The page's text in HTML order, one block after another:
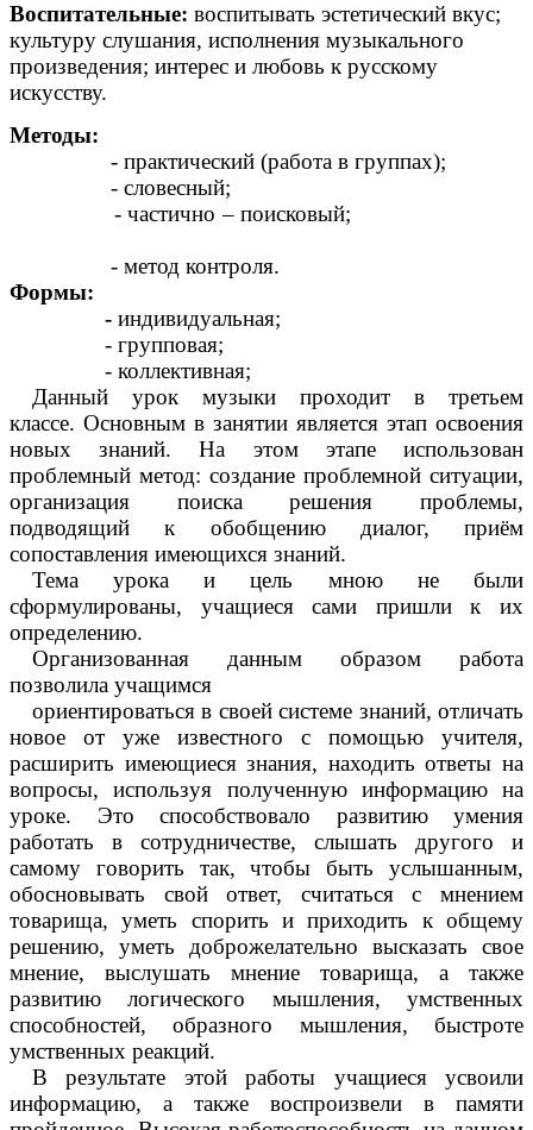
Воспитательные: воспитывать эстетический вкус;
культуру слушания, исполнения музыкального
произведения; интерес и любовь к русскому
искусству.
Методы:
- практический (работа в группах);
- словесный;
- частично – поисковый;
- метод контроля.
Формы:
- индивидуальная;
- групповая;
- коллективная;
Данный урок музыки проходит в третьем
классе. Основным в занятии является этап освоения
новых знаний. На этом этапе использован
проблемный метод: создание проблемной ситуации,
организация поиска решения проблемы,
подводящий к обобщению диалог, приём
сопоставления имеющихся знаний.
Тема урока и цель мною не были
сформулированы, учащиеся сами пришли к их
определению.
Организованная данным образом работа
позволила учащимся
ориентироваться в своей системе знаний, отличать
новое от уже известного с помощью учителя,
расширить имеющиеся знания, находить ответы на
вопросы, используя полученную информацию на
уроке. Это способствовало развитию умения
работать в сотрудничестве, слышать другого и
самому говорить так, чтобы быть услышaнным,
обосновывать свой ответ, считаться с мнением
товарища, уметь спорить и приходить к общему
решению, уметь доброжелательно высказать свое
мнение, выслушать мнение товарища, а также
развитию логического мышления, умственных
способностей, образного мышления, быстроте
умственных реакций.
В результате этой работы учащиеся усвоили
информацию, а также воспроизвели в памяти